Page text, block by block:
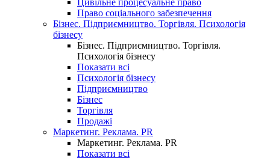
Цивільне процесуальне право
Право соціального забезпечення
Бізнес. Підприємництво. Торгівля. Психологія
бізнесу
Бізнес. Підприємництво. Торгівля.
Психологія бізнесу
Показати всі
Психологія бізнесу
Підприємництво
Бізнес
Торгівля
Продажі
Маркетинг. Реклама. PR
Маркетинг. Реклама. PR
Показати всі